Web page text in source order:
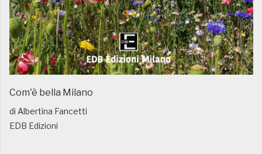
Com'è bella Milano
di Albertina Fancetti
EDB Edizioni